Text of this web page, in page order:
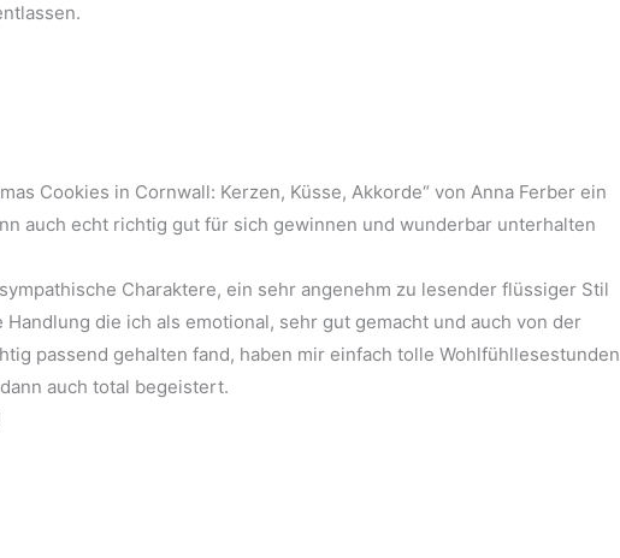
Cookies in Cornwall: Kerzen, Küsse, Akkorde“ von Anna Ferber ein
auch echt richtig gut für sich gewinnen und wunderbar unterhalten
Charaktere, ein sehr angenehm zu lesender flüssiger Stil
die ich als emotional, sehr gut gemacht und auch von der
passend gehalten fand, haben mir einfach tolle Wohlfühllesestunden
auch total begeistert.